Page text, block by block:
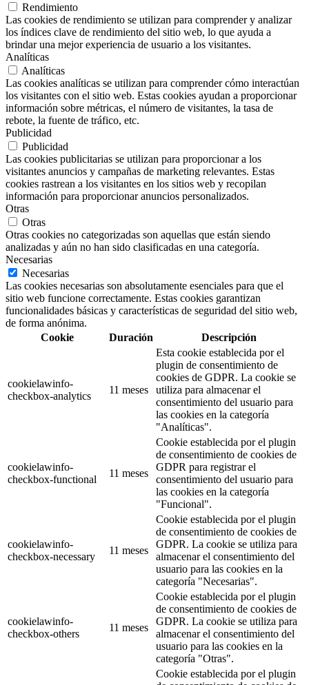
Rendimiento
Las cookies de rendimiento se utilizan para comprender y analizar
los índices clave de rendimiento del sitio web, lo que ayuda a
brindar una mejor experiencia de usuario a los visitantes.
Analíticas
Analíticas
Las cookies analíticas se utilizan para comprender cómo interactúan
los visitantes con el sitio web. Estas cookies ayudan a proporcionar
información sobre métricas, el número de visitantes, la tasa de
rebote, la fuente de tráfico, etc.
Publicidad
Publicidad
Las cookies publicitarias se utilizan para proporcionar a los
visitantes anuncios y campañas de marketing relevantes. Estas
cookies rastrean a los visitantes en los sitios web y recopilan
información para proporcionar anuncios personalizados.
Otras
Otras
Otras cookies no categorizadas son aquellas que están siendo
analizadas y aún no han sido clasificadas en una categoría.
Necesarias
Necesarias
Las cookies necesarias son absolutamente esenciales para que el
sitio web funcione correctamente. Estas cookies garantizan
funcionalidades básicas y características de seguridad del sitio web,
de forma anónima.
Cookie
Duración Descripción
cookielawinfo-
checkbox-analytics
11 meses
Esta cookie establecida por el
plugin de consentimiento de
cookies de GDPR. La cookie se
utiliza para almacenar el
consentimiento del usuario para
las cookies en la categoría
"Analíticas".
cookielawinfo-
checkbox-functional
11 meses
Cookie establecida por el plugin
de consentimiento de cookies de
GDPR para registrar el
consentimiento del usuario para
las cookies en la categoría
"Funcional".
cookielawinfo-
checkbox-necessary
11 meses
Cookie establecida por el plugin
de consentimiento de cookies de
GDPR. La cookie se utiliza para
almacenar el consentimiento del
usuario para las cookies en la
categoría "Necesarias".
cookielawinfo-
checkbox-others
11 meses
Cookie establecida por el plugin
de consentimiento de cookies de
GDPR. La cookie se utiliza para
almacenar el consentimiento del
usuario para las cookies en la
categoría "Otras".
Cookie establecida por el plugin